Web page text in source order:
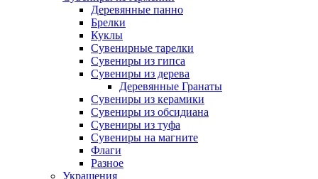
Деревянные панно
Брелки
Куклы
Сувенирные тарелки
Сувениры из гипса
Сувениры из дерева
Деревянные Гранаты
Сувениры из керамики
Сувениры из обсидиана
Сувениры из туфа
Сувениры на магните
Флаги
Разное
Украшения